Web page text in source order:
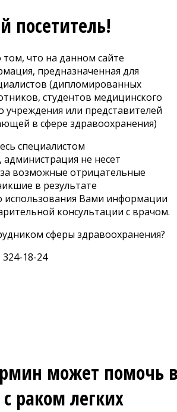
посетитель!
что на данном сайте
предназначенная для
(дипломированных
студентов медицинского
учреждения или представителей
в сфере здравоохранения)
специалистом
не несет
возможные отрицательные
в результате
использования Вами информации
консультации с врачом.
сферы здравоохранения?
18-24
может помочь
раком легких